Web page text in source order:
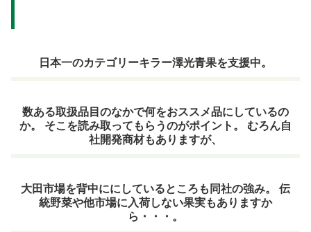
日本一のカテゴリーキラー澤光青果を支援中。
数ある取扱品目のなかで何をおススメ品にしているの
か。 そこを読み取ってもらうのがポイント。 むろん自
社開発商材もありますが、
大田市場を背中ににしているところも同社の強み。 伝
統野菜や他市場に入荷しない果実もありますか
ら・・・。